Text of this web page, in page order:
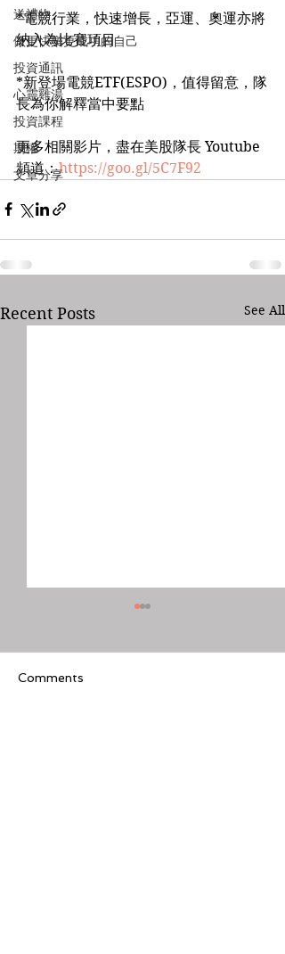
送禮物
做更快樂更成功的自己
投資通訊
心靈雞湯
投資課程
期權
文章分享
*電競行業，快速增長，亞運、奧運亦將
納入為比賽項目
*新登場電競ETF(ESPO)，值得留意，隊
長為你解釋當中要點
更多相關影片，盡在美股隊長 Youtube
頻道：https://goo.gl/5C7F92
Recent Posts See All
Comments